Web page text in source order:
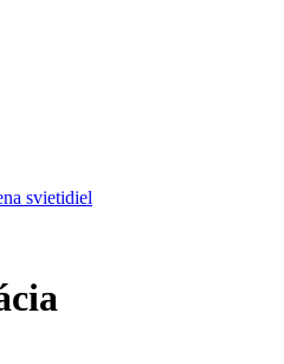
svietidiel